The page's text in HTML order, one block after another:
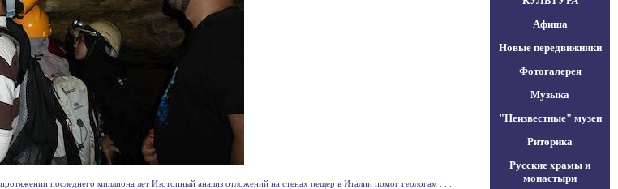
последнего миллиона лет Изотопный анализ отложений на стенах пещер в Италии помог геологам . . .
Афиша
Новые передвижники
Фотогалерея
Музыка
"Неизвестные" музеи
Риторика
Русские храмы и
монастыри